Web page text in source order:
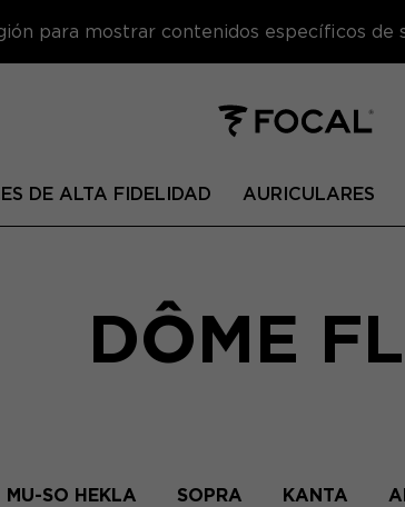
para mostrar contenidos específicos de
DE ALTA FIDELIDAD AURICULARES
DÔME
MU-SO HEKLA SOPRA KANTA